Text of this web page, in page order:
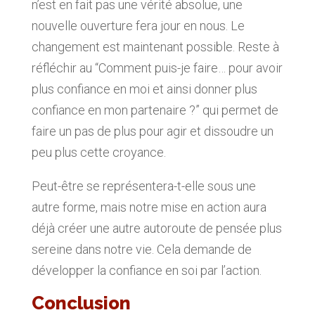
n’est en fait pas une vérité absolue, une
nouvelle ouverture fera jour en nous. Le
changement est maintenant possible. Reste à
réfléchir au “Comment puis-je faire… pour avoir
plus confiance en moi et ainsi donner plus
confiance en mon partenaire ?” qui permet de
faire un pas de plus pour agir et dissoudre un
peu plus cette croyance.
Peut-être se représentera-t-elle sous une
autre forme, mais notre mise en action aura
déjà créer une autre autoroute de pensée plus
sereine dans notre vie. Cela demande de
développer la confiance en soi par l’action.
Conclusion